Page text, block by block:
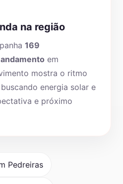
na região
169
em
mostra o ritmo
energia solar e
e próximo
Pedreiras